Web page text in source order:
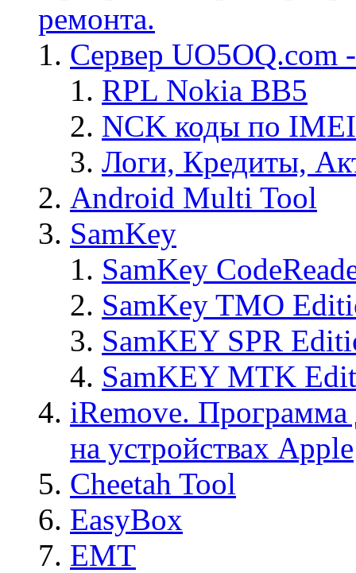
ремонта.
Сервер
RPL Nokia BB5
NCK коды по IMEI
Логи, Кредиты,
Android Multi Tool
SamKey
SamKey
SamKey TMO
SamKEY SPR
SamKEY MTK
iRemove. Программа
на устройствах Apple
Cheetah Tool
EasyBox
EMT